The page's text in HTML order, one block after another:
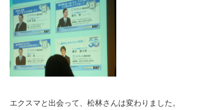
エクスマと出会って、松林さんは変わりました。